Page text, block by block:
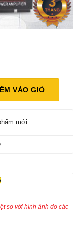
3800W C-236 số
VÀO GIỎ
mới
so với hình ảnh do các